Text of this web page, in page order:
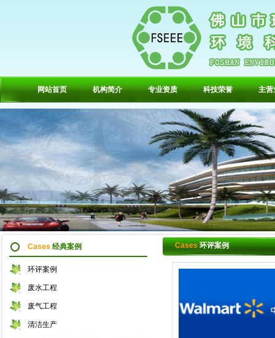
网站首页 机构简介 专业资质 科技荣誉 主营
Cases 经典案例
环评案例
废水工程
废气工程
清洁生产
Cases环评案例